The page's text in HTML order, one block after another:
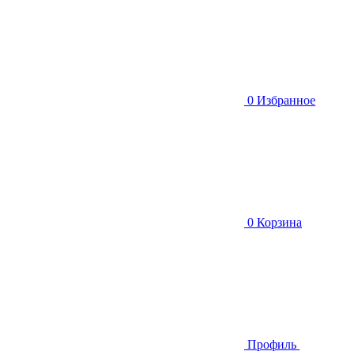
0 Избранное
0 Корзина
Профиль